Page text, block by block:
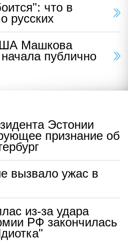
что в
русских
Машкова
публично
Эстонии
признание об
вызвало ужас в
из-за удара
РФ закончилась